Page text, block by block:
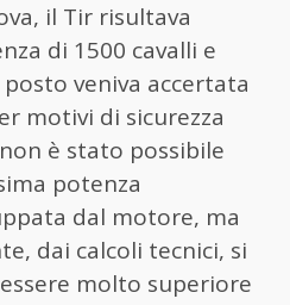
il Tir risultava
di 1500 cavalli e
veniva accertata
motivi di sicurezza
è stato possibile
potenza
dal motore, ma
dai calcoli tecnici, si
molto superiore